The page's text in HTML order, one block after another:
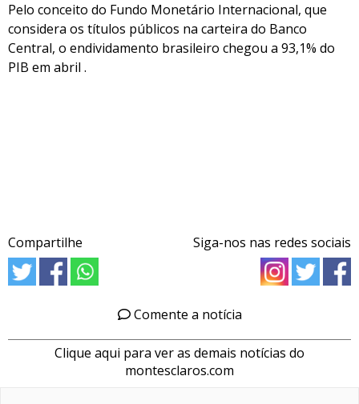
Pelo conceito do Fundo Monetário Internacional, que
considera os títulos públicos na carteira do Banco
Central, o endividamento brasileiro chegou a 93,1% do
PIB em abril .
Compartilhe Siga-nos nas redes sociais
Comente a notícia
Clique aqui para ver as demais notícias do
montesclaros.com